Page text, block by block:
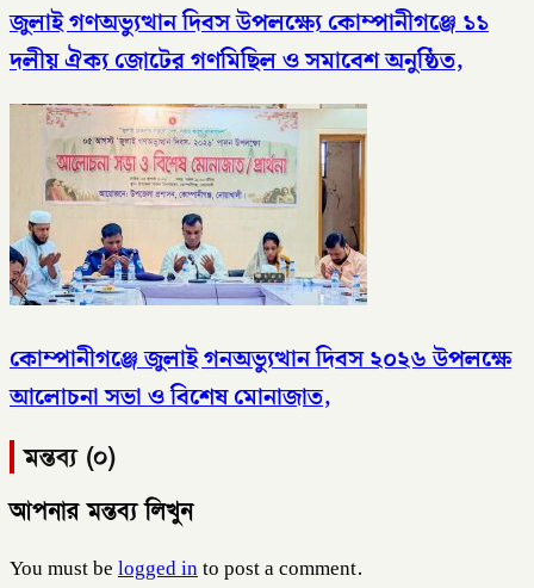
জুলাই গণঅভ্যুত্থান দিবস উপলক্ষ্যে কোম্পানীগঞ্জে ১১
দলীয় ঐক্য জোটের গণমিছিল ও সমাবেশ অনুষ্ঠিত,
কোম্পানীগঞ্জে জুলাই গনঅভ্যুত্থান দিবস ২০২৬ উপলক্ষে
আলোচনা সভা ও বিশেষ মোনাজাত,
মন্তব্য (০)
আপনার মন্তব্য লিখুন
You must belogged into post a comment.